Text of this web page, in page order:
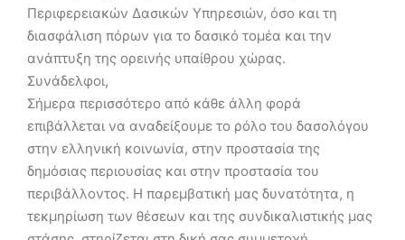
Περιφερειακών Δασικών Υπηρεσιών, όσο και τη
διασφάλιση πόρων για το δασικό τομέα και την
ανάπτυξη της ορεινής υπαίθρου χώρας.
Συνάδελφοι,
Σήμερα περισσότερο από κάθε άλλη φορά
επιβάλλεται να αναδείξουμε το ρόλο του δασολόγου
στην ελληνική κοινωνία, στην προστασία της
δημόσιας περιουσίας και στην προστασία του
περιβάλλοντος. Η παρεμβατική μας δυνατότητα, η
τεκμηρίωση των θέσεων και της συνδικαλιστικής μας